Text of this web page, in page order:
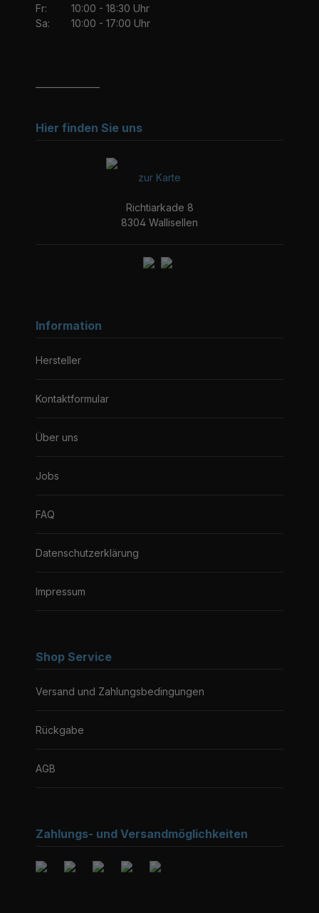
Fr:
10:00 - 18:30 Uhr
Sa:
10:00 - 17:00 Uhr
Hier finden Sie uns
zur Karte
Richtiarkade 8
8304 Wallisellen
Information
Hersteller
Kontaktformular
Über uns
Jobs
FAQ
Datenschutzerklärung
Impressum
Shop Service
Versand und Zahlungsbedingungen
Rückgabe
AGB
Zahlungs- und Versandmöglichkeiten